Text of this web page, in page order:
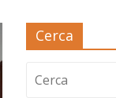
Cerca